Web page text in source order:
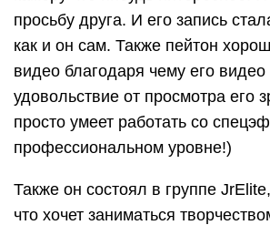
просьбу друга. И его запись
как и он сам. Также пейтон
видео благодаря чему его видео
удовольствие от просмотра его
просто умеет работать со
профессиональном уровне!)
Также он состоял в группе
что хочет заниматься